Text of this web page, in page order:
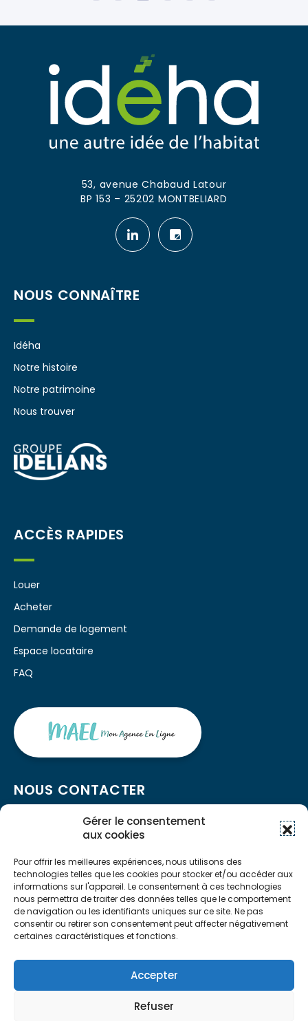
Gérer le consentement
aux cookies
Pour offrir les meilleures expériences, nous utilisons des
technologies telles que les cookies pour stocker et/ou accéder aux
informations sur l'appareil. Le consentement à ces technologies
nous permettra de traiter des données telles que le comportement
de navigation ou les identifiants uniques sur ce site. Ne pas
consentir ou retirer son consentement peut affecter négativement
certaines caractéristiques et fonctions.
Accepter
Refuser
53, avenue Chabaud Latour
BP 153 – 25202 MONTBELIARD
Notre
Notre
NOUS CONNAÎTRE
Idéha
Notre histoire
Notre patrimoine
Nous trouver
ACCÈS RAPIDES
Louer
Acheter
Demande de logement
Espace locataire
FAQ
NOUS CONTACTER
03 81 99 27 27
Ouvert du lundi au vendredi de 9h00 à 12h00 et de
13h30 à 16h00
NOUS CONTACTER
Copyright © 2025 Idéha - Tous droits réservés -
- Mentions légales
- RGPD